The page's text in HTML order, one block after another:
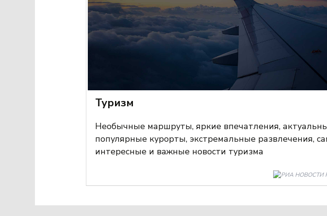
Туризм
Необычные маршруты, яркие впечатления,
популярные курорты, экстремальные развлечения,
интересные и важные новости туризма